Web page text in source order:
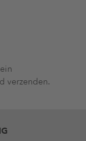
verzenden.